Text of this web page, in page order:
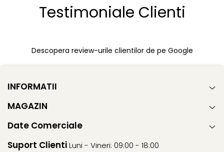
Testimoniale Clienti
Descopera review-urile clientilor de pe Google
INFORMATII
MAGAZIN
Date Comerciale
Suport ClientiLuni - Vineri: 09:00 - 18:00